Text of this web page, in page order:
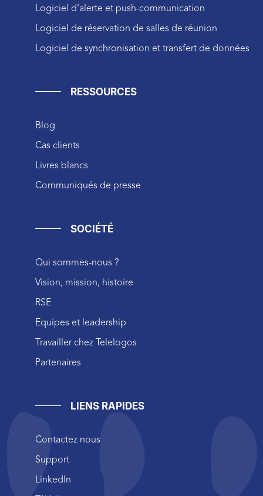
Logiciel d'alerte et push-communication
Logiciel de réservation de salles de réunion
Logiciel de synchronisation et transfert de données
RESSOURCES
Blog
Cas clients
Livres blancs
Communiqués de presse
SOCIÉTÉ
Qui sommes-nous ?
Vision, mission, histoire
RSE
Equipes et leadership
Travailler chez Telelogos
Partenaires
LIENS RAPIDES
Contactez nous
Support
LinkedIn